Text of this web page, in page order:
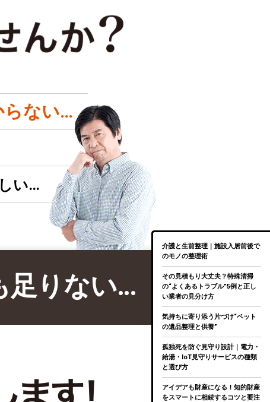
らない…
い…
足りない…
介護と生前整理｜施設入居前後で
のモノの整理術
その見積もり大丈夫？特殊清掃
の“よくあるトラブル”5例と正し
い業者の見分け方
気持ちに寄り添う片づけ“ペット
の遺品整理と供養”
孤独死を防ぐ見守り設計｜電力・
給湯・IoT見守りサービスの種類
と選び方
アイデアも財産になる！知的財産
をスマートに相続するコツと要注